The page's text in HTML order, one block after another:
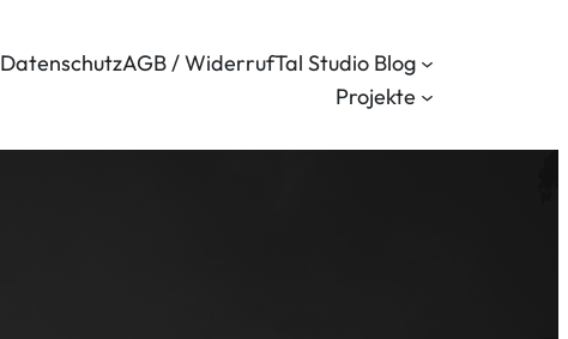
DatenschutzAGB / WiderrufTal Studio Blog
Projekte